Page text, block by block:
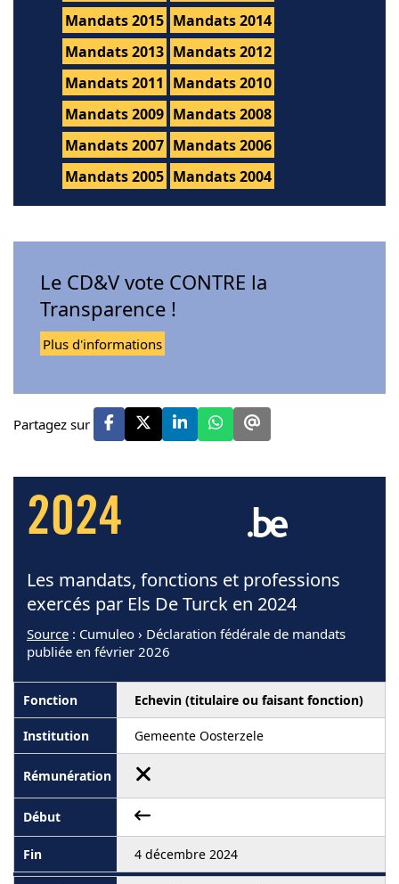
Mandats 2015 Mandats 2014
Mandats 2013 Mandats 2012
Mandats 2011 Mandats 2010
Mandats 2009 Mandats 2008
Mandats 2007 Mandats 2006
Mandats 2005 Mandats 2004
Le CD&V vote CONTRE la
Transparence !
Plus d'informations
Partagez sur
2024
Les mandats, fonctions et professions
exercés par Els De Turck en 2024
Source : Cumuleo › Déclaration fédérale de mandats
publiée en février 2026
Echevin (titulaire ou faisant fonction)
Gemeente Oosterzele
4 décembre 2024